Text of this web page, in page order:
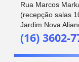
Rua Marcos
(recepção salas
Jardim Nova
(16) 3602-